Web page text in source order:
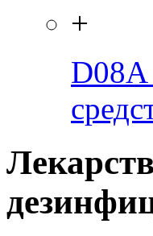
+
D08A